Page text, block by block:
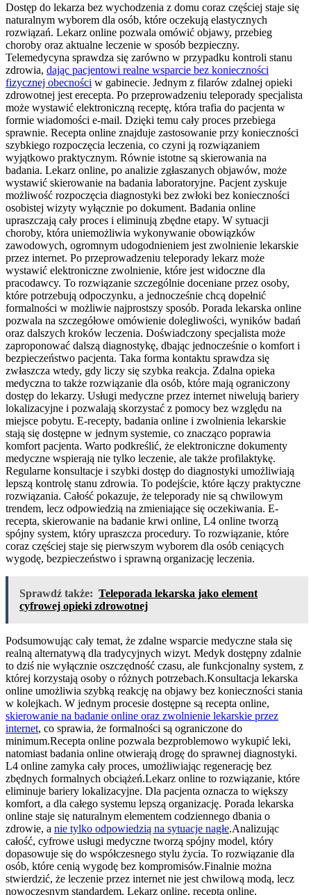
Dostęp do lekarza bez wychodzenia z domu coraz częściej staje się
naturalnym wyborem dla osób, które oczekują elastycznych
rozwiązań. Lekarz online pozwala omówić objawy, przebieg
choroby oraz aktualne leczenie w sposób bezpieczny.
Telemedycyna sprawdza się zarówno w przypadku kontroli stanu
zdrowia, dając pacjentowi realne wsparcie bez konieczności
fizycznej obecności w gabinecie. Jednym z filarów zdalnej opieki
zdrowotnej jest erecepta. Po przeprowadzeniu teleporady specjalista
może wystawić elektroniczną receptę, która trafia do pacjenta w
formie wiadomości e-mail. Dzięki temu cały proces przebiega
sprawnie. Recepta online znajduje zastosowanie przy konieczności
szybkiego rozpoczęcia leczenia, co czyni ją rozwiązaniem
wyjątkowo praktycznym. Równie istotne są skierowania na
badania. Lekarz online, po analizie zgłaszanych objawów, może
wystawić skierowanie na badania laboratoryjne. Pacjent zyskuje
możliwość rozpoczęcia diagnostyki bez zwłoki bez konieczności
osobistej wizyty wyłącznie po dokument. Badania online
upraszczają cały proces i eliminują zbędne etapy. W sytuacji
choroby, która uniemożliwia wykonywanie obowiązków
zawodowych, ogromnym udogodnieniem jest zwolnienie lekarskie
przez internet. Po przeprowadzeniu teleporady lekarz może
wystawić elektroniczne zwolnienie, które jest widoczne dla
pracodawcy. To rozwiązanie szczególnie doceniane przez osoby,
które potrzebują odpoczynku, a jednocześnie chcą dopełnić
formalności w możliwie najprostszy sposób. Porada lekarska online
pozwala na szczegółowe omówienie dolegliwości, wyników badań
oraz dalszych kroków leczenia. Doświadczony specjalista może
zaproponować dalszą diagnostykę, dbając jednocześnie o komfort i
bezpieczeństwo pacjenta. Taka forma kontaktu sprawdza się
zwłaszcza wtedy, gdy liczy się szybka reakcja. Zdalna opieka
medyczna to także rozwiązanie dla osób, które mają ograniczony
dostęp do lekarzy. Usługi medyczne przez internet niwelują bariery
lokalizacyjne i pozwalają skorzystać z pomocy bez względu na
miejsce pobytu. E-recepty, badania online i zwolnienia lekarskie
stają się dostępne w jednym systemie, co znacząco poprawia
komfort pacjenta. Warto podkreślić, że elektroniczne dokumenty
medyczne wspierają nie tylko leczenie, ale także profilaktykę.
Regularne konsultacje i szybki dostęp do diagnostyki umożliwiają
lepszą kontrolę stanu zdrowia. To podejście, które łączy praktyczne
rozwiązania. Całość pokazuje, że teleporady nie są chwilowym
trendem, lecz odpowiedzią na zmieniające się oczekiwania. E-
recepta, skierowanie na badanie krwi online, L4 online tworzą
spójny system, który upraszcza procedury. To rozwiązanie, które
coraz częściej staje się pierwszym wyborem dla osób ceniących
wygodę, bezpieczeństwo i sprawną organizację leczenia.
Sprawdź także: Teleporada lekarska jako element
cyfrowej opieki zdrowotnej
Podsumowując cały temat, że zdalne wsparcie medyczne stała się
realną alternatywą dla tradycyjnych wizyt. Medyk dostępny zdalnie
to dziś nie wyłącznie oszczędność czasu, ale funkcjonalny system, z
której korzystają osoby o różnych potrzebach.Konsultacja lekarska
online umożliwia szybką reakcję na objawy bez konieczności stania
w kolejkach. W jednym procesie dostępne są recepta online,
skierowanie na badanie online oraz zwolnienie lekarskie przez
internet, co sprawia, że formalności są ograniczone do
minimum.Recepta online pozwala bezproblemowo wykupić leki,
natomiast badania online otwierają drogę do sprawnej diagnostyki.
L4 online zamyka cały proces, umożliwiając regenerację bez
zbędnych formalnych obciążeń.Lekarz online to rozwiązanie, które
eliminuje bariery lokalizacyjne. Dla pacjenta oznacza to większy
komfort, a dla całego systemu lepszą organizację. Porada lekarska
online staje się naturalnym elementem codziennego dbania o
zdrowie, a nie tylko odpowiedzią na sytuacje nagłe.Analizując
całość, cyfrowe usługi medyczne tworzą spójny model, który
dopasowuje się do współczesnego stylu życia. To rozwiązanie dla
osób, które cenią wygodę bez kompromisów.Finalnie można
stwierdzić, że leczenie przez internet nie jest chwilową modą, lecz
nowoczesnym standardem. Lekarz online, recepta online,